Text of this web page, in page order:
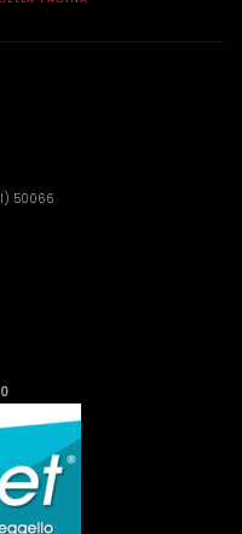
50066